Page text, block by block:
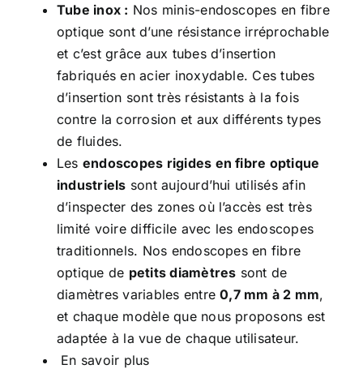
Tube inox : Nos minis-endoscopes en fibre
optique sont d’une résistance irréprochable
et c’est grâce aux tubes d’insertion
fabriqués en acier inoxydable. Ces tubes
d’insertion sont très résistants à la fois
contre la corrosion et aux différents types
de fluides.
Les endoscopes rigides en fibre optique
industriels sont aujourd’hui utilisés afin
d’inspecter des zones où l’accès est très
limité voire difficile avec les endoscopes
traditionnels. Nos endoscopes en fibre
optique de petits diamètres sont de
diamètres variables entre0,7 mm à 2 mm,
et chaque modèle que nous proposons est
adaptée à la vue de chaque utilisateur.
En savoir plus